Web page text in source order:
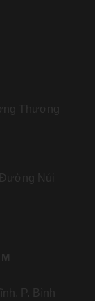
Thượng
Núi
P. Bình